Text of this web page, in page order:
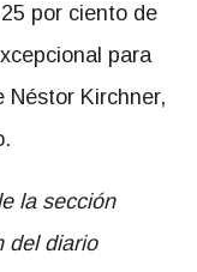
por ciento de
para
Néstor Kirchner,
la sección
del diario